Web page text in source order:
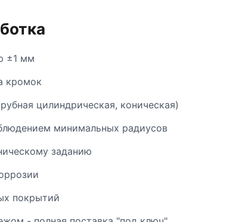
±1 мм
кромок
цилиндрическая, коническая)
минимальных радиусов
заданию
покрытий